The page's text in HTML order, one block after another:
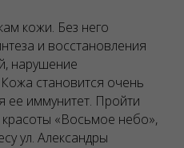
кожи. Без него
и восстановления
нарушение
становится очень
ее иммунитет. Пройти
«Восьмое небо»,
ул. Александры